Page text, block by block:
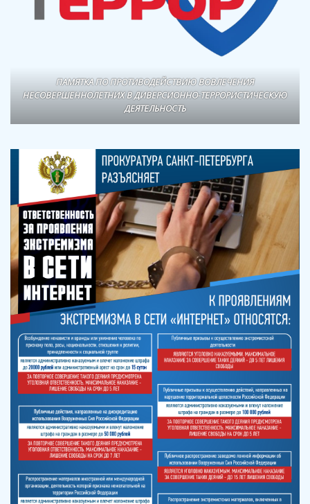
ПАМЯТКА ПО ПРОТИВОДЕЙСТВИЮ ВОВЛЕЧЕНИЯ
НЕСОВЕРШЕННОЛЕТНИХ В ДИВЕРСИОННО-ТЕРРОРИСТИЧЕСКУЮ
ДЕЯТЕЛЬНОСТЬ